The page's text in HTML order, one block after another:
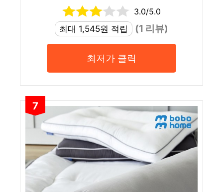
3.0/5.0
최대 1,545원 적립
(1 리뷰)
최저가 클릭
7